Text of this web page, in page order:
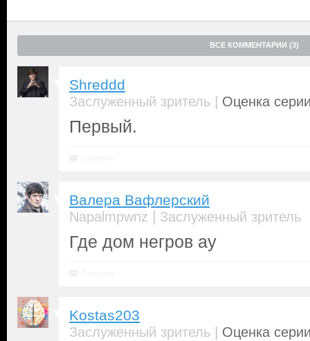
ВСЕ КОММЕНТАРИИ (3)
Shreddd
Заслуженный зритель | Оценка
Первый.
Валера Вафлерский
Napalmpwnz | Заслуженный зритель
Где дом негров ау
Kostas203
Заслуженный зритель | Оценка